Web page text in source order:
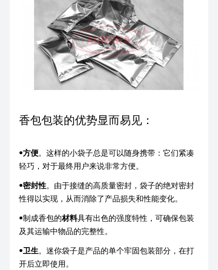
香包包装的优势显而易见：
•方便。这样的小袋子总是可以随身携带：它们紧凑
轻巧，对于最终用户来说非常方便。
•密封性。由于接缝的高质量密封，袋子的绝对密封
性得以实现，从而消除了产品损失和性能变化。
•制成香包的材料具有出色的强度特性，可确保包装
及其运输中物品的完整性。
•卫生。迷你袋子是产品的单个牢固包装部分，在打
开后立即使用。